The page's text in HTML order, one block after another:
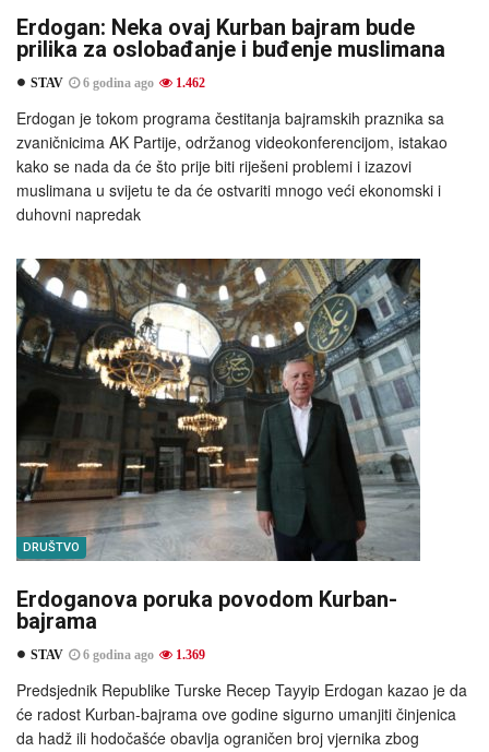
Erdogan: Neka ovaj Kurban bajram bude
prilika za oslobađanje i buđenje muslimana
STAV 6 godina ago 1.462
Erdogan je tokom programa čestitanja bajramskih praznika sa
zvaničnicima AK Partije, održanog videokonferencijom, istakao
kako se nada da će što prije biti riješeni problemi i izazovi
muslimana u svijetu te da će ostvariti mnogo veći ekonomski i
duhovni napredak
DRUŠTVO
Erdoganova poruka povodom Kurban-
bajrama
STAV 6 godina ago 1.369
Predsjednik Republike Turske Recep Tayyip Erdogan kazao je da
će radost Kurban-bajrama ove godine sigurno umanjiti činjenica
da hadž ili hodočašće obavlja ograničen broj vjernika zbog